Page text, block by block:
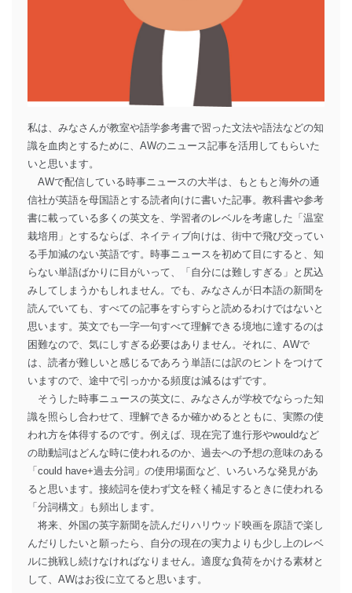
私は、みなさんが教室や語学参考書で習った文法や語法などの知
識を血肉とするために、AWのニュース記事を活用してもらいた
いと思います。
AWで配信している時事ニュースの大半は、もともと海外の通
信社が英語を母国語とする読者向けに書いた記事。教科書や参考
書に載っている多くの英文を、学習者のレベルを考慮した「温室
栽培用」とするならば、ネイティブ向けは、街中で飛び交ってい
る手加減のない英語です。時事ニュースを初めて目にすると、知
らない単語ばかりに目がいって、「自分には難しすぎる」と尻込
みしてしまうかもしれません。でも、みなさんが日本語の新聞を
読んでいても、すべての記事をすらすらと読めるわけではないと
思います。英文でも一字一句すべて理解できる境地に達するのは
困難なので、気にしすぎる必要はありません。それに、AWで
は、読者が難しいと感じるであろう単語には訳のヒントをつけて
いますので、途中で引っかかる頻度は減るはずです。
そうした時事ニュースの英文に、みなさんが学校でならった知
識を照らし合わせて、理解できるか確かめるとともに、実際の使
われ方を体得するのです。例えば、現在完了進行形やwouldなど
の助動詞はどんな時に使われるのか、過去への予想の意味のある
「could have+過去分詞」の使用場面など、いろいろな発見があ
ると思います。接続詞を使わず文を軽く補足するときに使われる
「分詞構文」も頻出します。
将来、外国の英字新聞を読んだりハリウッド映画を原語で楽し
んだりしたいと願ったら、自分の現在の実力よりも少し上のレベ
ルに挑戦し続けなければなりません。適度な負荷をかける素材と
して、AWはお役に立てると思います。